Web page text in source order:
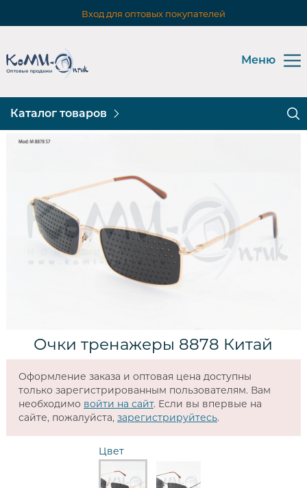
Вход для оптовых покупателей
Меню
Каталог товаров
Очки тренажеры 8878 Китай
Оформление заказа и оптовая цена доступны
только зарегистрированным пользователям. Вам
необходимо войти на сайт. Если вы впервые на
сайте, пожалуйста, зарегистрируйтесь.
Цвет